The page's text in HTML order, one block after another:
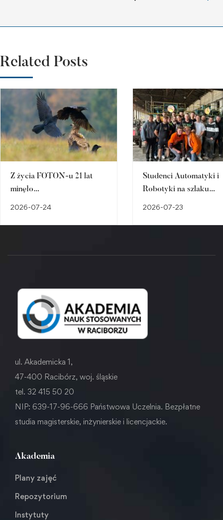
Related Posts
Z życia FOTON-u 21 lat
minęło…
2026-07-24
Studenci Automatyki i
Robotyki na szlaku
2026-07-23
ul. Akademicka 1,
47-400 Racibórz, woj. śląskie
tel. 32 415 50 20
NIP: 639-17-96-666 Państwowa Uczelnia. Bezpłatne
studia magisterskie, inżynierskie i licencjackie.
Akademia
Plany zajęć
Repozytorium
Instytuty